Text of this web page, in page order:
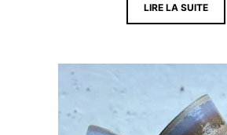
LIRE LA SUITE